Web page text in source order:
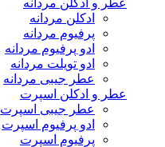
عطر و ادکلن مردانه
ادکلن مردانه
پرفیوم مردانه
ادو پرفیوم مردانه
ادو تویلت مردانه
عطر جیبی مردانه
عطر و ادکلن اسپرت
عطر جیبی اسپرت
ادو پرفیوم اسپرت
پرفیوم اسپرت